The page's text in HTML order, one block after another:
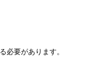
要があります。